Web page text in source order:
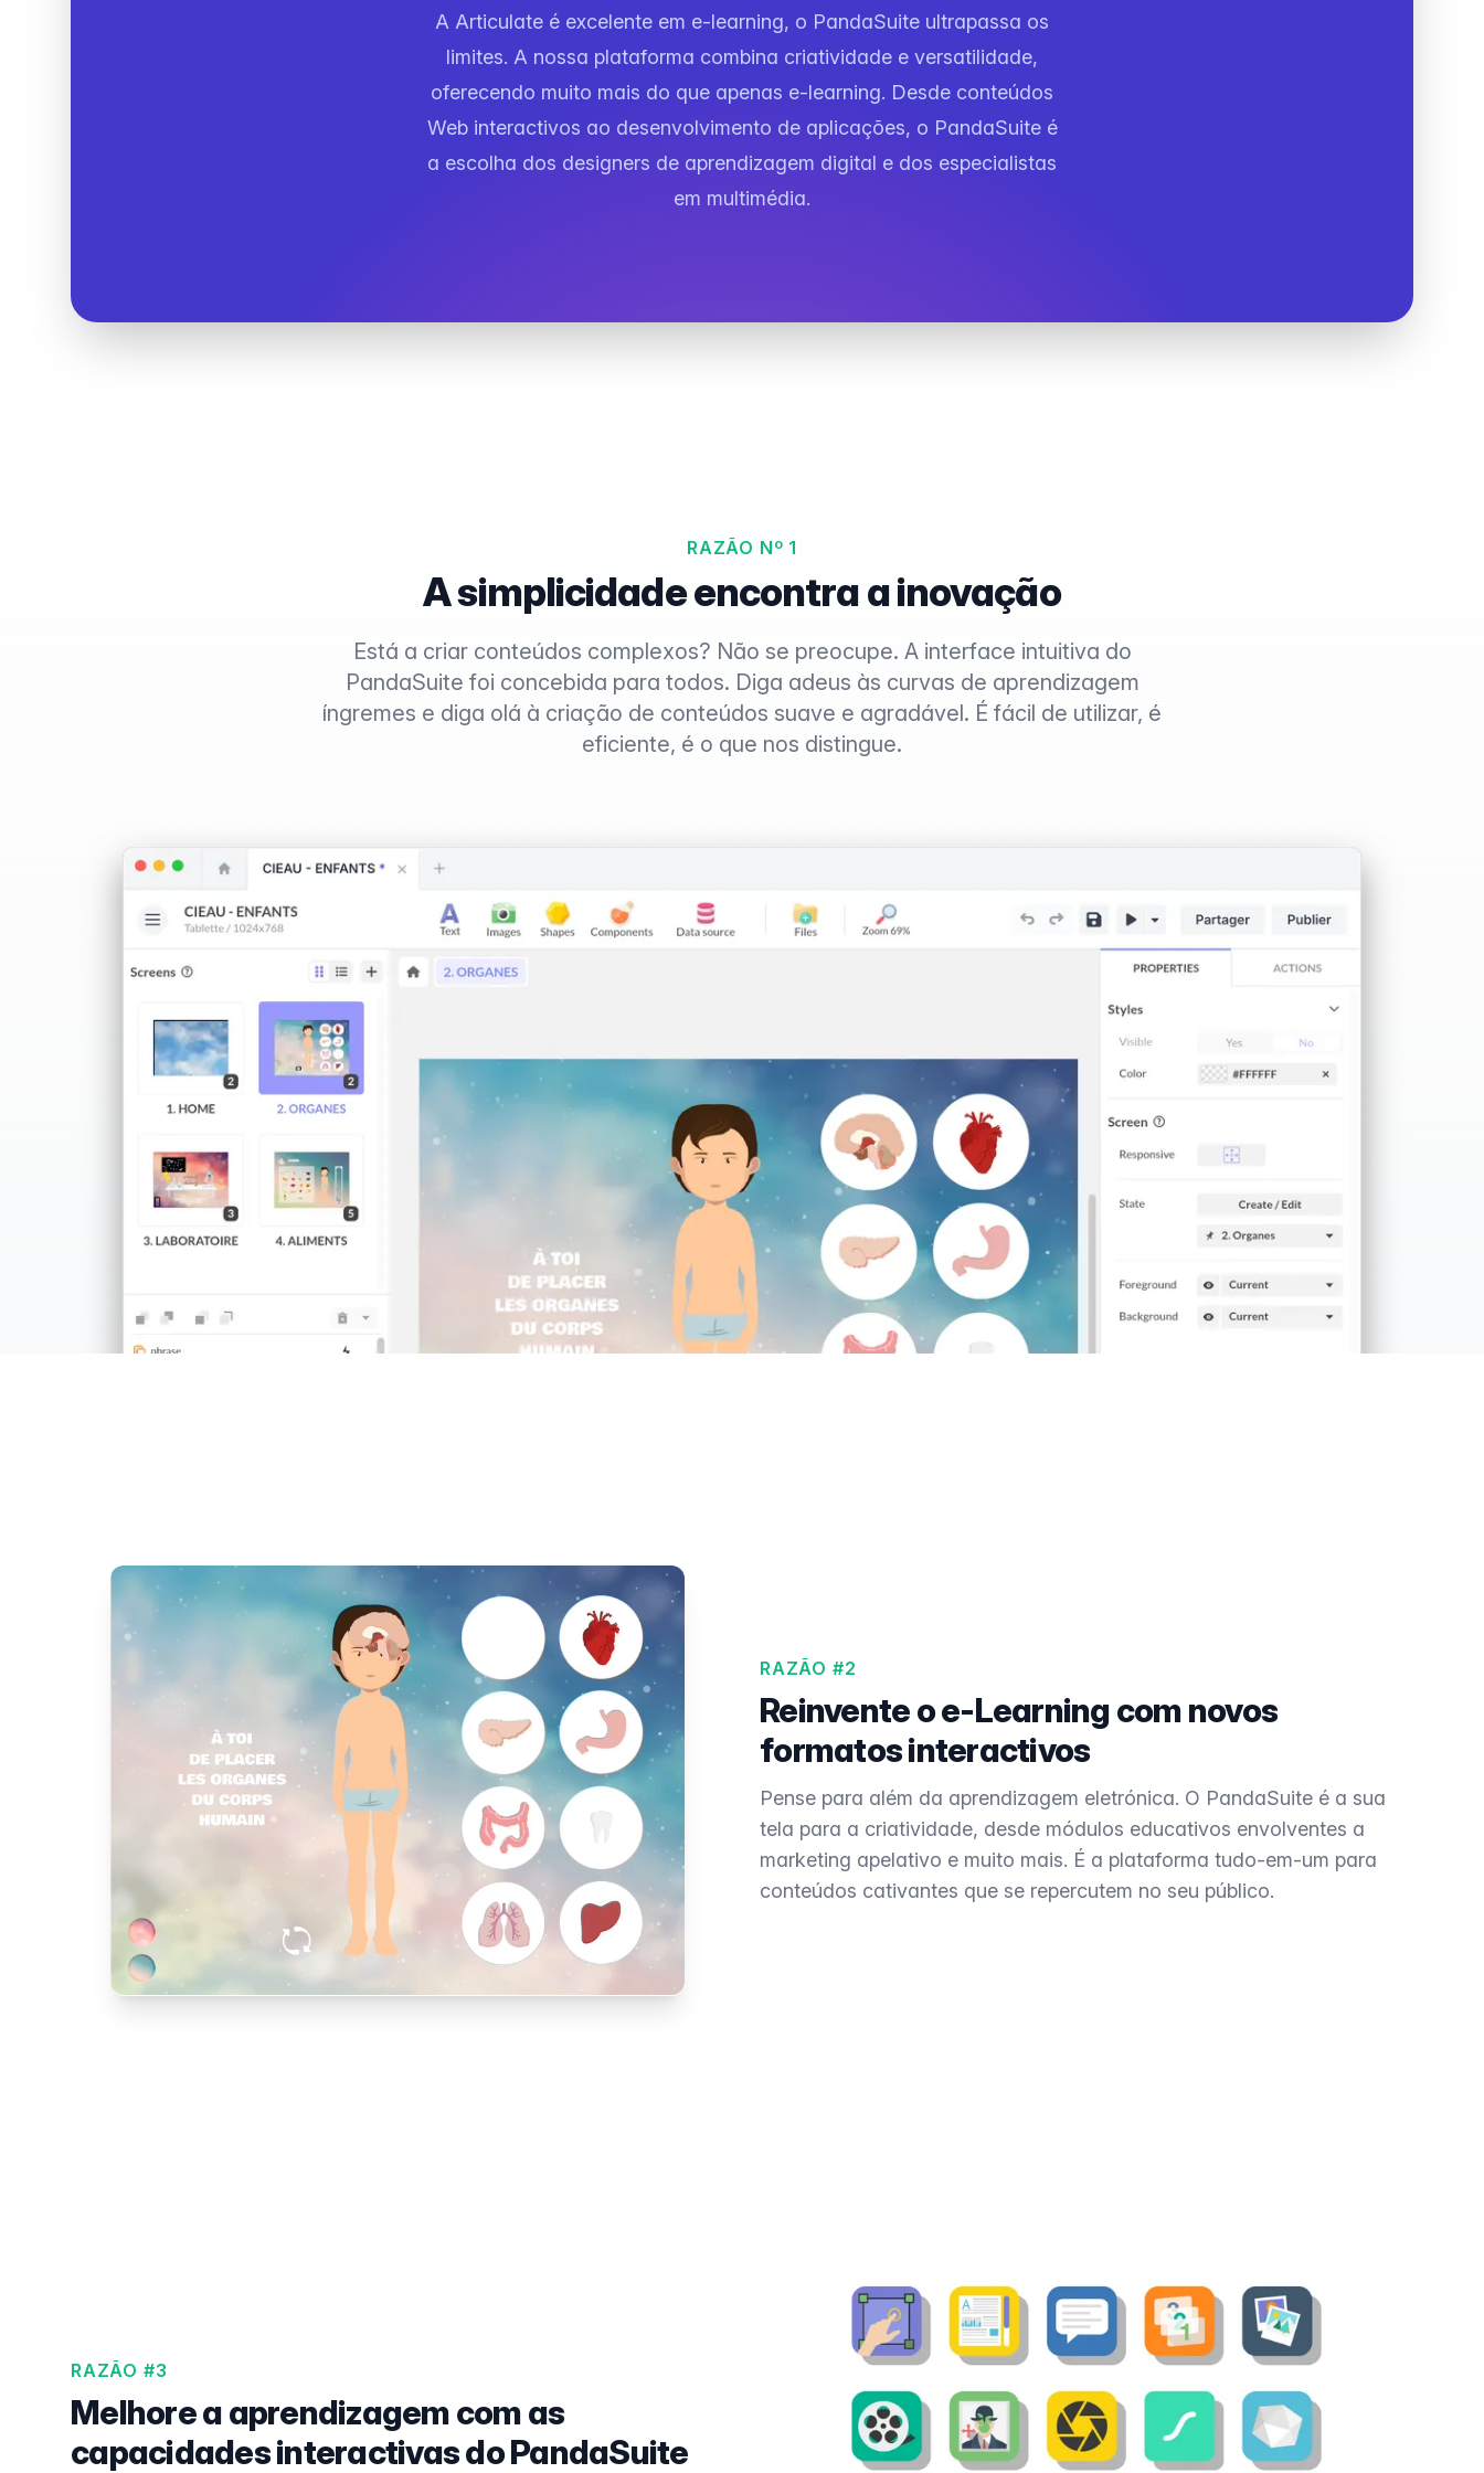
A Articulate é excelente em e-learning, o PandaSuite ultrapassa os
limites. A nossa plataforma combina criatividade e versatilidade,
oferecendo muito mais do que apenas e-learning. Desde conteúdos
Web interactivos ao desenvolvimento de aplicações, o PandaSuite é
a escolha dos designers de aprendizagem digital e dos especialistas
em multimédia.
RAZÃO Nº 1
A simplicidade encontra a inovação
Está a criar conteúdos complexos? Não se preocupe. A interface intuitiva do
PandaSuite foi concebida para todos. Diga adeus às curvas de aprendizagem
íngremes e diga olá à criação de conteúdos suave e agradável. É fácil de utilizar, é
eficiente, é o que nos distingue.
RAZÃO #2
Reinvente o e-Learning com novos
formatos interactivos
Pense para além da aprendizagem eletrónica. O PandaSuite é a sua
tela para a criatividade, desde módulos educativos envolventes a
marketing apelativo e muito mais. É a plataforma tudo-em-um para
conteúdos cativantes que se repercutem no seu público.
RAZÃO #3
Melhore a aprendizagem com as
capacidades interactivas do PandaSuite